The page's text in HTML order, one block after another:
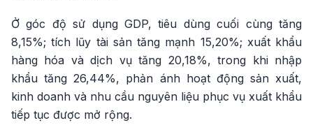
Ở góc độ sử dụng GDP, tiêu dùng cuối cùng tăng
8,15%; tích lũy tài sản tăng mạnh 15,20%; xuất khẩu
hàng hóa và dịch vụ tăng 20,18%, trong khi nhập
khẩu tăng 26,44%, phản ánh hoạt động sản xuất,
kinh doanh và nhu cầu nguyên liệu phục vụ xuất khẩu
tiếp tục được mở rộng.